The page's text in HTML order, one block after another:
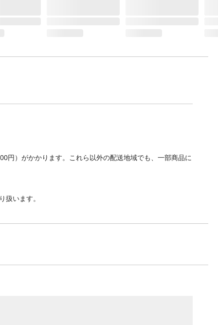
円）がかかります。これら以外の配送地域でも、一部商品に
扱います。